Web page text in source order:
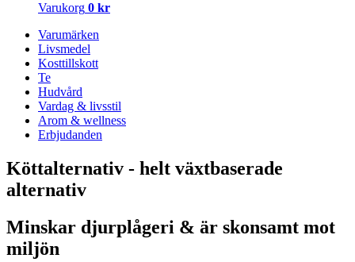
Varukorg 0 kr
Varumärken
Livsmedel
Kosttillskott
Te
Hudvård
Vardag & livsstil
Arom & wellness
Erbjudanden
Köttalternativ - helt växtbaserade
alternativ
Minskar djurplågeri & är skonsamt mot
miljön